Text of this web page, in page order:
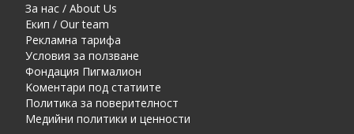
За нас / About Us
Екип / Our team
Рекламна тарифа
Условия за ползване
Фондация Пигмалион
Kоментaри под статиите
Политика за поверителност
Медийни политики и ценности